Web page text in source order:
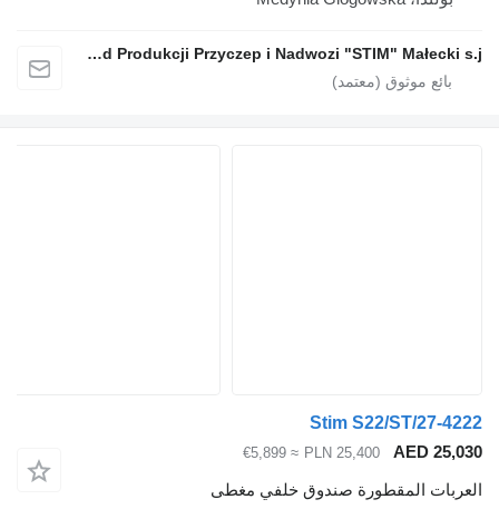
Zakład Produkcji Przyczep i Nadwozi "STIM" Małecki s.j.
Stim S22/ST/27-4222
AED 25,030
PLN 25,400
≈ €5,899
العربات المقطورة صندوق خلفي مغطى